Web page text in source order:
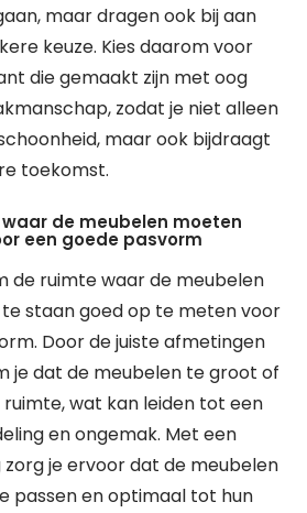
maar dragen ook bij aan
keuze. Kies daarom voor
die gemaakt zijn met oog
zodat je niet alleen
maar ook bijdraagt
toekomst.
de meubelen moeten
een goede pasvorm
de ruimte waar de meubelen
staan goed op te meten voor
Door de juiste afmetingen
je dat de meubelen te groot of
ruimte, wat kan leiden tot een
en ongemak. Met een
je ervoor dat de meubelen
passen en optimaal tot hun